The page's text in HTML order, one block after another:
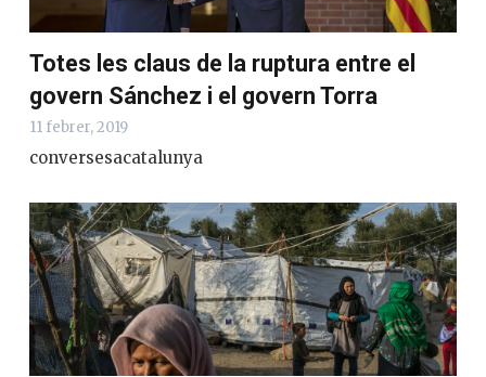
Totes les claus de la ruptura entre el
govern Sánchez i el govern Torra
11 febrer, 2019
conversesacatalunya